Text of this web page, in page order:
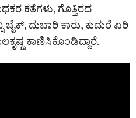
ಕತೆಗಳು, ಗೊತ್ತಿರದ
ಬೈಕ್‌, ದುಬಾರಿ ಕಾರು, ಕುದುರೆ ಏರಿ
ಕಾಣಿಸಿಕೊಂಡಿದ್ದಾರೆ.